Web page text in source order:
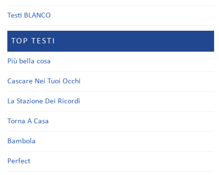
Testi BLANCO
TOP TESTI
Più bella cosa
Cascare Nei Tuoi Occhi
La Stazione Dei Ricordi
Torna A Casa
Bambola
Perfect